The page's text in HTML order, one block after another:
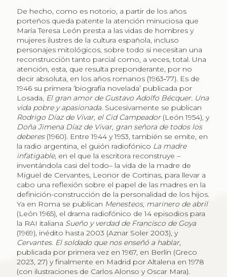
De hecho, como es notorio, a partir de los años
porteños queda patente la atención minuciosa que
María Teresa León presta a las vidas de hombres y
mujeres ilustres de la cultura española, incluso
personajes mitológicos, sobre todo si necesitan una
reconstrucción tanto parcial como, a veces, total. Una
atención, esta, que resulta preponderante, por no
decir absoluta, en los años romanos (1963‑77). Es de
1946 su primera ‘biografía novelada’ publicada por
Losada, El gran amor de Gustavo Adolfo Bécquer. Una
vida pobre y apasionada. Sucesivamente se publican
Rodrigo Díaz de Vivar, el Cid Campeador (León 1954), y
Doña Jimena Díaz de Vivar, gran señora de todos los
deberes(1960). Entre 1944 y 1953, también se emite, en
la radio argentina, el guión radiofónico La madre
infatigable, en el que la escritora reconstruye –
inventándola casi del todo– la vida de la madre de
Miguel de Cervantes, Leonor de Cortinas, para llevar a
cabo una reflexión sobre el papel de las madres en la
definición-construcción de la personalidad de los hijos.
Ya en Roma se publican Menesteos, marinero de abril
(León 1965), el drama radiofónico de 14 episodios para
la RAI italiana Sueño y verdad de Francisco de Goya
(1969), inédito hasta 2003 (Aznar Soler 2003), y
Cervantes. El soldado que nos enseñó a hablar,
publicada por primera vez en 1967, en Berlín (Greco
2023, 27) y finalmente en Madrid por Altalena en 1978
(con ilustraciones de Carlos Alonso y Oscar Mara).